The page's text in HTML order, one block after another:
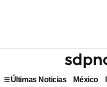
Últimas Noticias México